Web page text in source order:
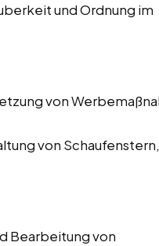
und Ordnung im
von
von
Bearbeitung von